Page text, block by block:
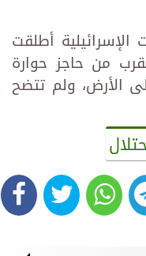
أطلقت
من حاجز حوارة
الأرض، ولم تتضح